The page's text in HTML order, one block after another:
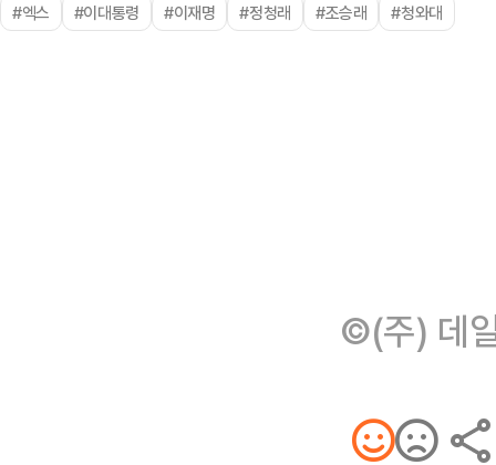
#엑스
#이대통령 #이재명 #정청래 #조승래 #청와대
©(주) 데